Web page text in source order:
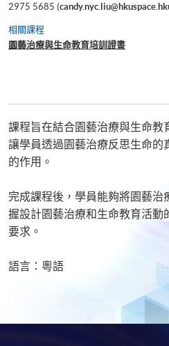
2975 5685 (
相關課程
園藝治療與生命教育培訓證書
課程旨在結合園藝治療與生命教
讓學員透過園藝治療反思生命的
的作用。
完成課程後，學員能夠將園藝治
握設計園藝治療和生命教育活動
要求。
語言：粵語